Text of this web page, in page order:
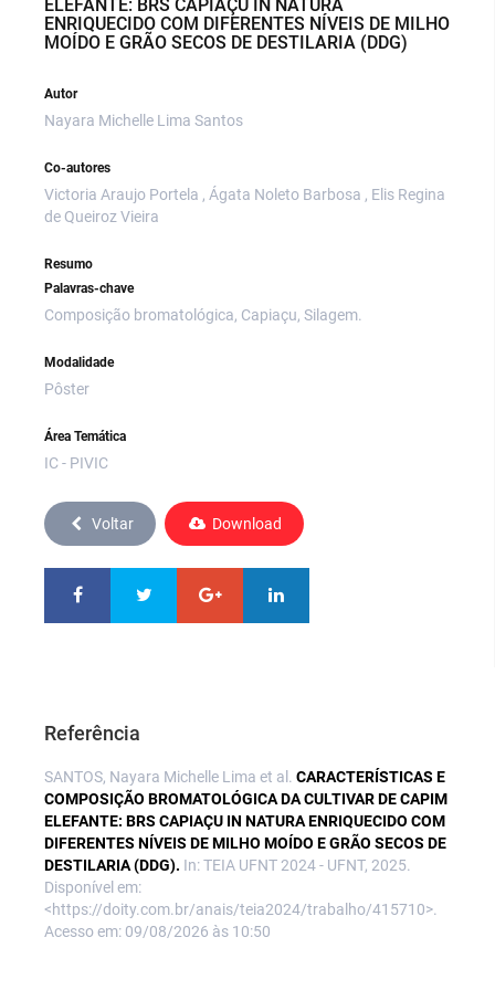
ELEFANTE: BRS CAPIAÇU IN NATURA
ENRIQUECIDO COM DIFERENTES NÍVEIS DE MILHO
MOÍDO E GRÃO SECOS DE DESTILARIA (DDG)
Autor
Nayara Michelle Lima Santos
Co-autores
Victoria Araujo Portela , Ágata Noleto Barbosa , Elis Regina
de Queiroz Vieira
Resumo
Palavras-chave
Composição bromatológica, Capiaçu, Silagem.
Modalidade
Pôster
Área Temática
IC - PIVIC
Voltar Download
Referência
SANTOS, Nayara Michelle Lima et al. CARACTERÍSTICAS E
COMPOSIÇÃO BROMATOLÓGICA DA CULTIVAR DE CAPIM
ELEFANTE: BRS CAPIAÇU IN NATURA ENRIQUECIDO COM
DIFERENTES NÍVEIS DE MILHO MOÍDO E GRÃO SECOS DE
DESTILARIA (DDG). In: TEIA UFNT 2024 - UFNT, 2025.
Disponível em:
<https://doity.com.br/anais/teia2024/trabalho/415710>.
Acesso em: 09/08/2026 às 10:50